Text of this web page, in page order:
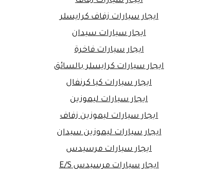
ايجار سيارات زفاف كرايسلر
ايجار سيارات سيدان
ايجار سيارات فاخرة
ايجار سيارات كرايسلر بالسائق
ايجار سيارات كيا كرنفال
ايجار سيارات ليموزين
ايجار سيارات ليموزين زفاف
ايجار سيارات ليموزين سيدان
ايجار سيارات مرسيدس
ايجار سيارات مرسيدس E/S